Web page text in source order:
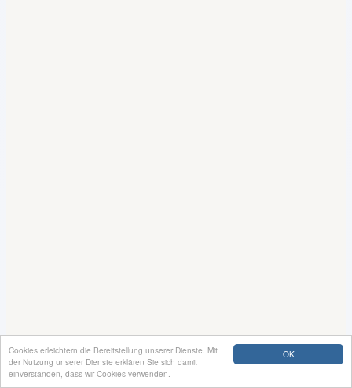
OK
Cookies erleichtern die Bereitstellung unserer Dienste. Mit
der Nutzung unserer Dienste erklären Sie sich damit
einverstanden, dass wir Cookies verwenden.